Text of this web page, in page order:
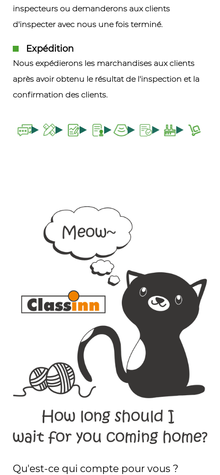
inspecteurs ou demanderons aux clients
d'inspecter avec nous une fois terminé.
Expédition
Nous expédierons les marchandises aux clients
après avoir obtenu le résultat de l'inspection et la
confirmation des clients.
Qu'est-ce qui compte pour vous ?